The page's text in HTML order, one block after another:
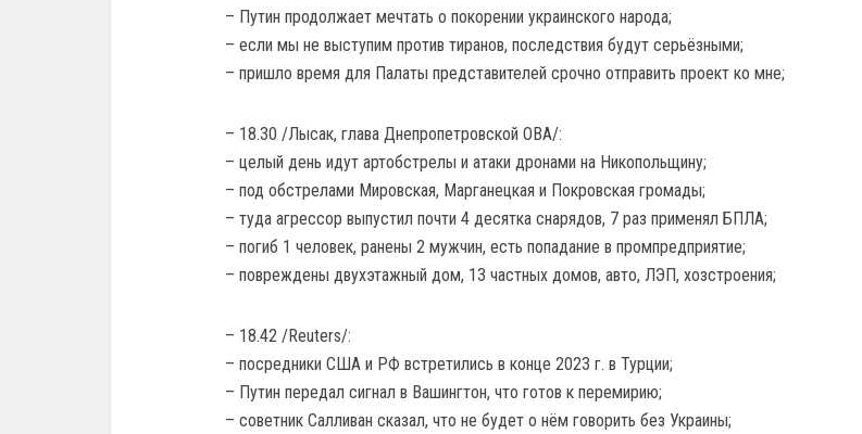
– Путин продолжает мечтать о покорении украинского народа;
– если мы не выступим против тиранов, последствия будут серьёзными;
– пришло время для Палаты представителей срочно отправить проект ко мне;
– 18.30 /Лысак, глава Днепропетровской ОВА/:
– целый день идут артобстрелы и атаки дронами на Никопольщину;
– под обстрелами Мировская, Марганецкая и Покровская громады;
– туда агрессор выпустил почти 4 десятка снарядов, 7 раз применял БПЛА;
– погиб 1 человек, ранены 2 мужчин, есть попадание в промпредприятие;
– повреждены двухэтажный дом, 13 частных домов, авто, ЛЭП, хозстроения;
– 18.42 /Reuters/:
– посредники США и РФ встретились в конце 2023 г. в Турции;
– Путин передал сигнал в Вашингтон, что готов к перемирию;
– советник Салливан сказал, что не будет о нём говорить без Украины;